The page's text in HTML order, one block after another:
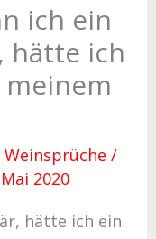
ich ein
hätte ich
meinem
Weinsprüche /
2020
hätte ich ein